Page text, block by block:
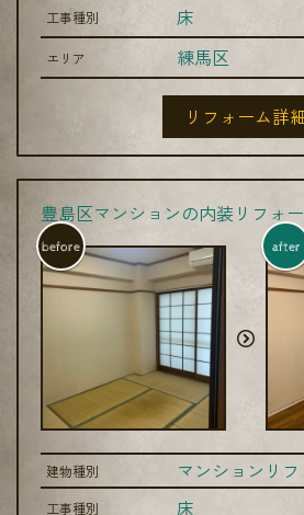
工事種別 床
エリア 練馬区
リフォーム詳
豊島区マンションの内装リフォ
before after
建物種別 マンションリ
工事種別 床